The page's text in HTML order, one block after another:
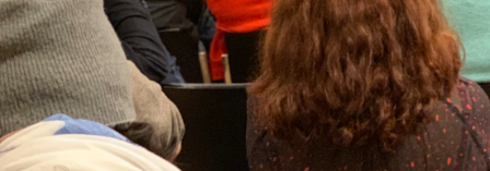
Ressources
Nous soutenir
Nous contacter